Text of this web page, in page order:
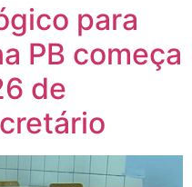
para
PB começa
de